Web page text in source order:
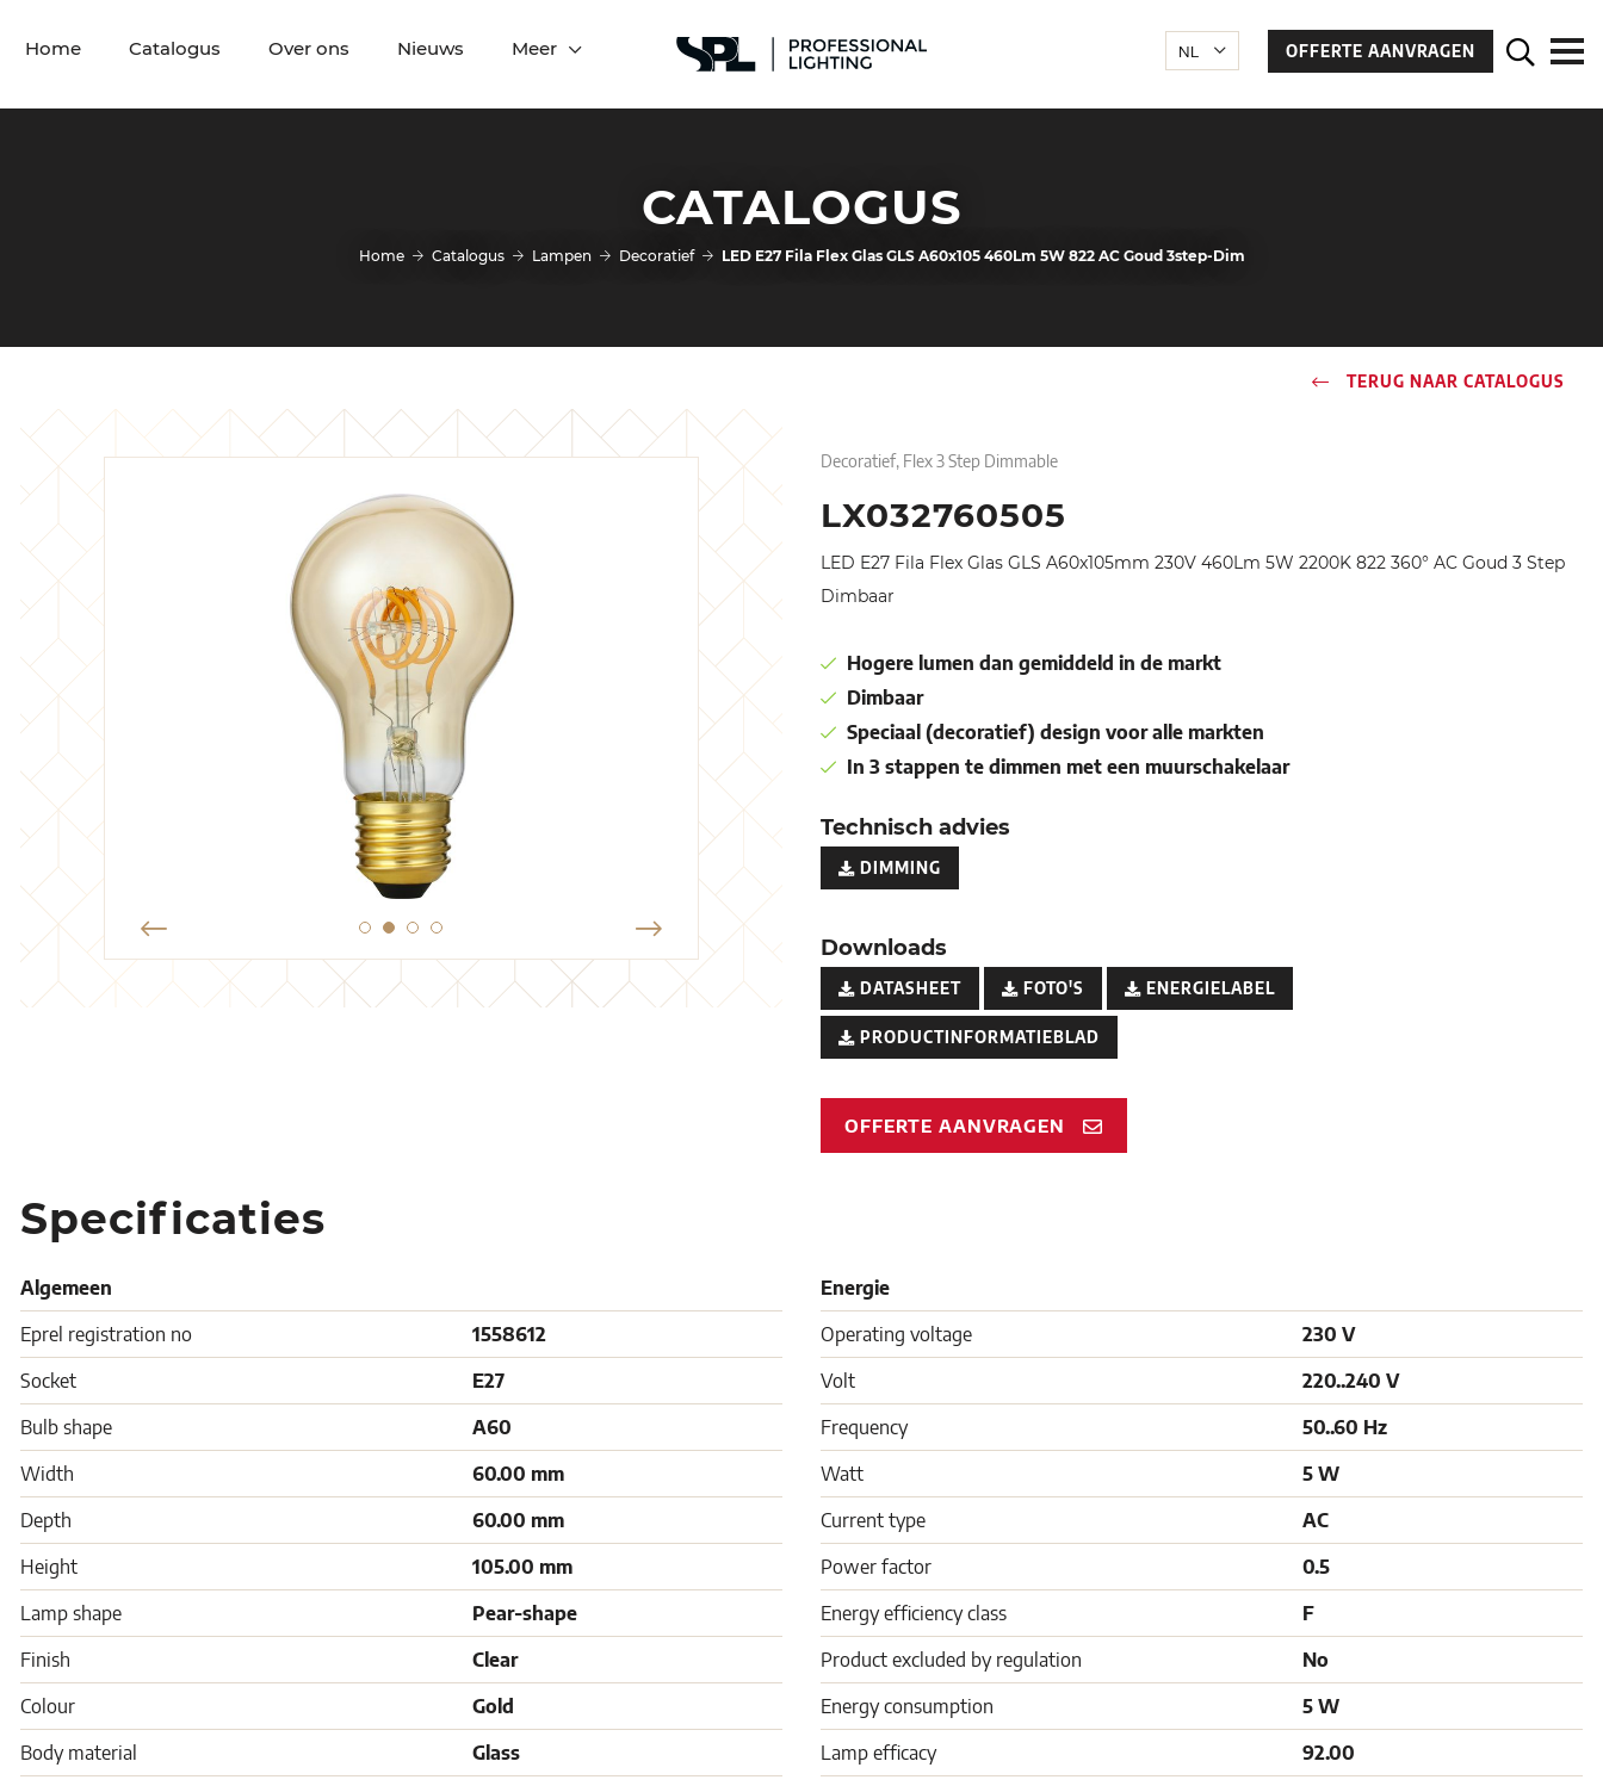
Home Catalogus Over ons Nieuws Meer OFFERTE AANVRAGEN
CATALOGUS
Home Catalogus Lampen Decoratief LED E27 Fila Flex Glas GLS A60x105 460Lm 5W 822 AC Goud 3step-Dim
TERUG NAAR CATALOGUS
Decoratief, Flex 3 Step Dimmable
LX032760505
LED E27 Fila Flex Glas GLS A60x105mm 230V 460Lm 5W 2200K 822 360° AC Goud 3 Step
Dimbaar
Hogere lumen dan gemiddeld in de markt
Dimbaar
Speciaal (decoratief) design voor alle markten
In 3 stappen te dimmen met een muurschakelaar
Technisch advies
DIMMING
Downloads
DATASHEET FOTO'S ENERGIELABEL
PRODUCTINFORMATIEBLAD
OFFERTE AANVRAGEN
Specificaties
Algemeen
Eprel registration no
1558612
Socket
E27
Bulb shape
A60
Width
60.00 mm
Depth
60.00 mm
Height
105.00 mm
Lamp shape
Pear-shape
Finish
Clear
Colour
Gold
Body material
Glass
Energie
Operating voltage
230 V
Volt
220..240 V
Frequency
50..60 Hz
Watt
5 W
Current type
AC
Power factor
0.5
Energy efficiency class
F
Product excluded by regulation
No
Energy consumption
5 W
Lamp efficacy
92.00